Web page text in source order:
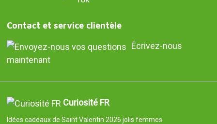
Contact et service clientèle
Écrivez-nous
maintenant
Curiosité FR
Idées cadeaux de Saint Valentin 2026 jolis femmes